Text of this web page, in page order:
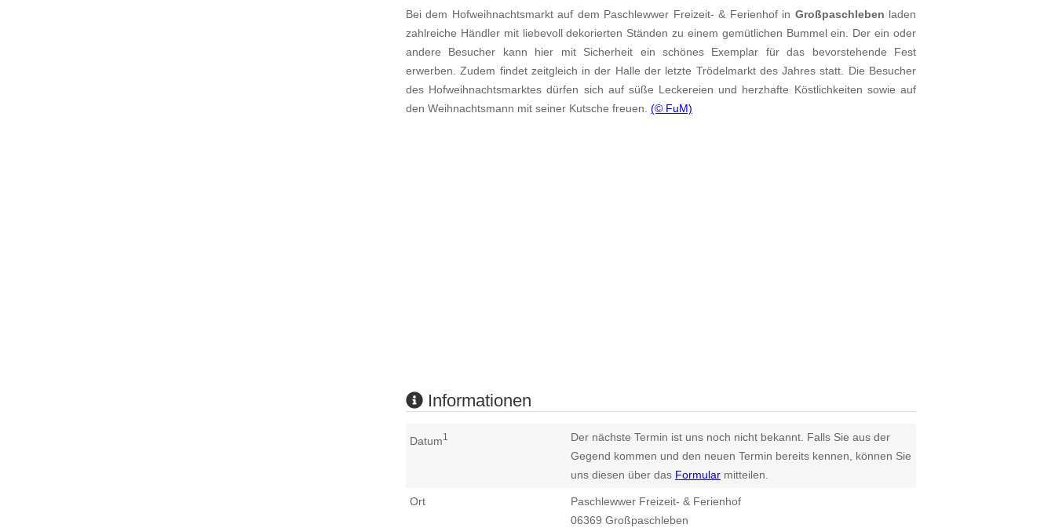
Bei dem Hofweihnachtsmarkt auf dem Paschlewwer Freizeit- & Ferienhof in Großpaschleben laden
zahlreiche Händler mit liebevoll dekorierten Ständen zu einem gemütlichen Bummel ein. Der ein oder
andere Besucher kann hier mit Sicherheit ein schönes Exemplar für das bevorstehende Fest
erwerben. Zudem findet zeitgleich in der Halle der letzte Trödelmarkt des Jahres statt. Die Besucher
des Hofweihnachtsmarktes dürfen sich auf süße Leckereien und herzhafte Köstlichkeiten sowie auf
den Weihnachtsmann mit seiner Kutsche freuen. (© FuM)
Informationen
Datum1
Der nächste Termin ist uns noch nicht bekannt. Falls Sie aus der
Gegend kommen und den neuen Termin bereits kennen, können Sie
uns diesen über das Formular mitteilen.
Ort
Paschlewwer Freizeit- & Ferienhof
06369 Großpaschleben